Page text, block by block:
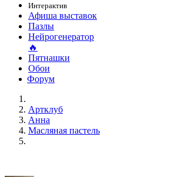
Интерактив
Афиша выставок
Пазлы
Нейрогенератор
🔥
Пятнашки
Обои
Форум
Артклуб
Анна
Масляная пастель